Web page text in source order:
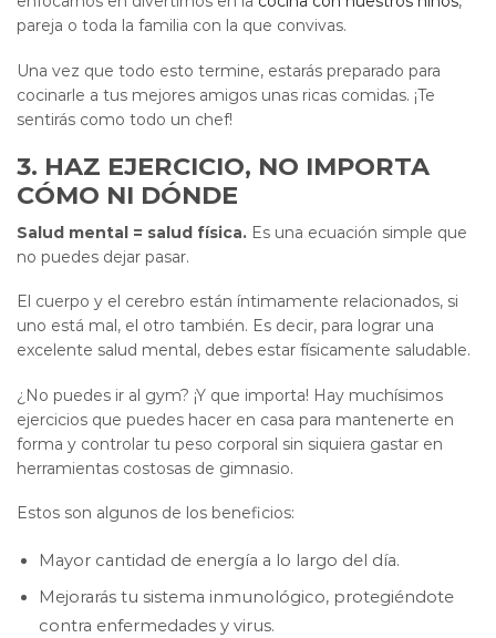
pareja o toda la familia con la que convivas.
Una vez que todo esto termine, estarás preparado para
cocinarle a tus mejores amigos unas ricas comidas. ¡Te
sentirás como todo un chef!
3. HAZ EJERCICIO, NO IMPORTA
CÓMO NI DÓNDE
Salud mental = salud física. Es una ecuación simple que
no puedes dejar pasar.
El cuerpo y el cerebro están íntimamente relacionados, si
uno está mal, el otro también. Es decir, para lograr una
excelente salud mental, debes estar físicamente saludable.
¿No puedes ir al gym? ¡Y que importa! Hay muchísimos
ejercicios que puedes hacer en casa para mantenerte en
forma y controlar tu peso corporal sin siquiera gastar en
herramientas costosas de gimnasio.
Estos son algunos de los beneficios:
Mayor cantidad de energía a lo largo del día.
Mejorarás tu sistema inmunológico, protegiéndote
contra enfermedades y virus.